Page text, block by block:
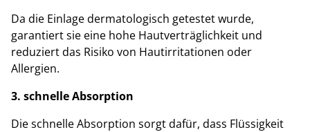
Da die Einlage dermatologisch getestet wurde,
garantiert sie eine hohe Hautverträglichkeit und
reduziert das Risiko von Hautirritationen oder
Allergien.
3. schnelle Absorption
Die schnelle Absorption sorgt dafür, dass Flüssigkeit